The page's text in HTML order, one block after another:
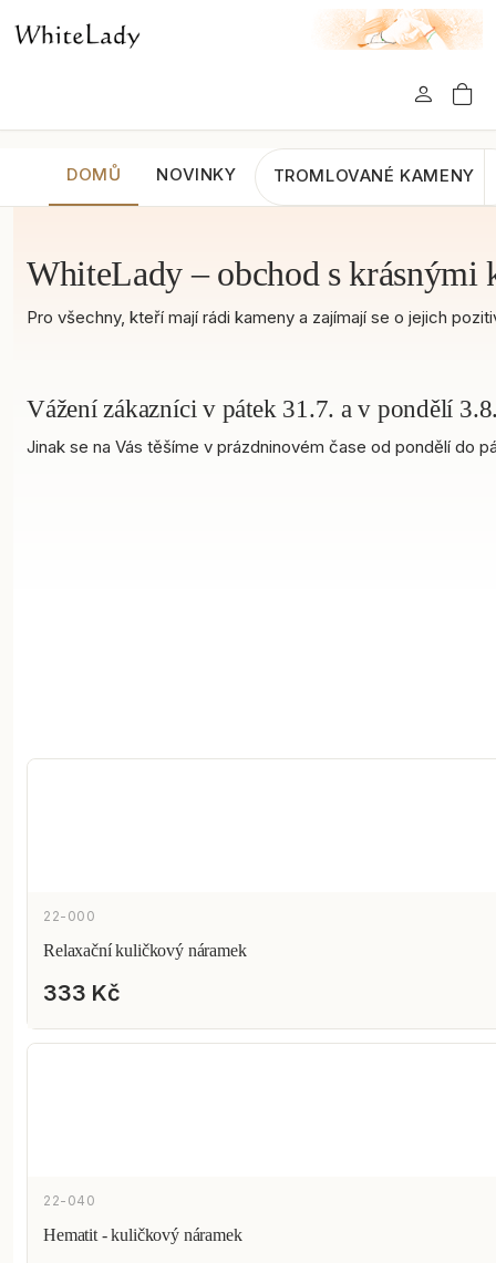
DOMŮ NOVINKY TROMLOVANÉ KAMENY
WhiteLady – obchod s krásnými
Pro všechny, kteří mají rádi kameny a zajímají se o jejich
Vážení zákazníci v pátek 31.7. a v pondělí
Jinak se na Vás těšíme v prázdninovém čase od pondělí do
22-000
Relaxační kuličkový náramek
333 Kč
22-040
Hematit - kuličkový náramek